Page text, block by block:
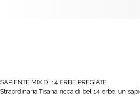
SAPIENTE MIX DI 14 ERBE PREGIATE
Straordinaria Tisana ricca di bel 14 erbe, un